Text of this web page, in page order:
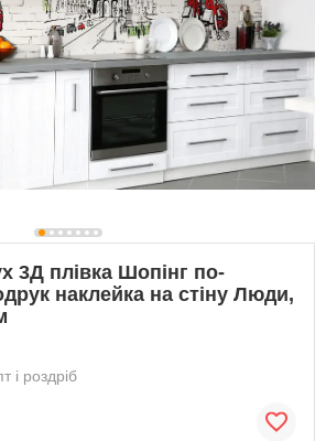
3Д плівка Шопінг по-
наклейка на стіну Люди,
і роздріб